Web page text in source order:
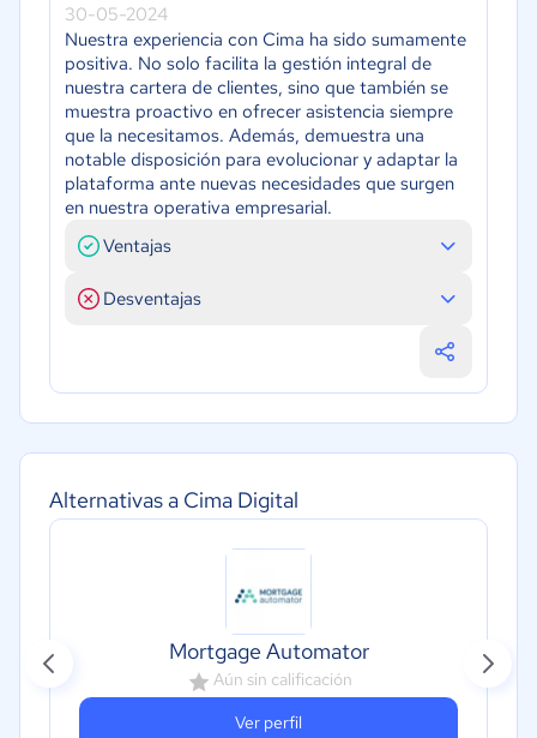
Alternativas a Cima Digital
Mortgage Automator
Aún sin calificación
Ver perfil
30-05-2024
Nuestra experiencia con Cima ha sido sumamente
positiva. No solo facilita la gestión integral de
nuestra cartera de clientes, sino que también se
muestra proactivo en ofrecer asistencia siempre
que la necesitamos. Además, demuestra una
notable disposición para evolucionar y adaptar la
plataforma ante nuevas necesidades que surgen
en nuestra operativa empresarial.
Ventajas
Desventajas